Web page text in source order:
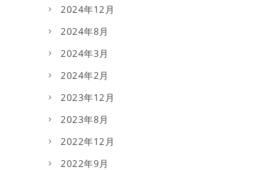
2024年12月
2024年8月
2024年3月
2024年2月
2023年12月
2023年8月
2022年12月
2022年9月